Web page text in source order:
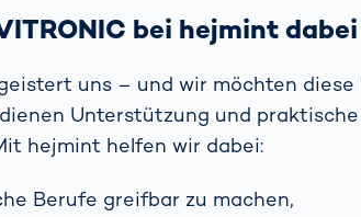
bei hejmint
uns – und wir möchten
Unterstützung und
hejmint helfen wir dabei:
Berufe greifbar zu machen,